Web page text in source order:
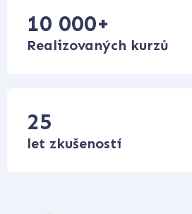
10 000+
Realizovaných kurzů
25
let zkušeností